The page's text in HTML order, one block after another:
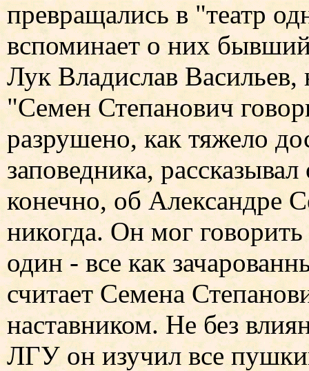
превращались в "театр
вспоминает о них
Лук Владислав
"Семен Степанович
разрушено, как тяжело
заповедника,
конечно, об Александре
никогда. Он мог
один - все как
считает Семена
наставником. Не без
ЛГУ он изучил все